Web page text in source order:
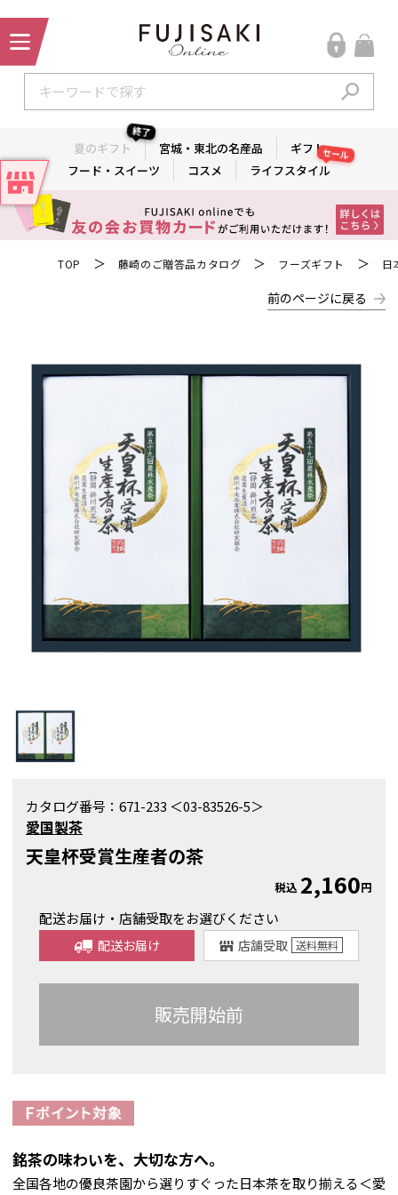
夏のギフト
終了
宮城・東北の名産品
ギフト
フード・スイーツ
コスメ ライフスタイル
セール
TOP ＞ 藤崎のご贈答品カタログ ＞ フーズギフト ＞ 日
前のページに戻る
カタログ番号： 671-233 ＜03-83526-5＞
愛国製茶
天皇杯受賞生産者の茶
税込 2,160円
配送お届け・店舗受取をお選びください
配送お届け 店舗受取 送料無料
販売開始前
銘茶の味わいを、大切な方へ。
全国各地の優良茶園から選りすぐった日本茶を取り揃える＜愛